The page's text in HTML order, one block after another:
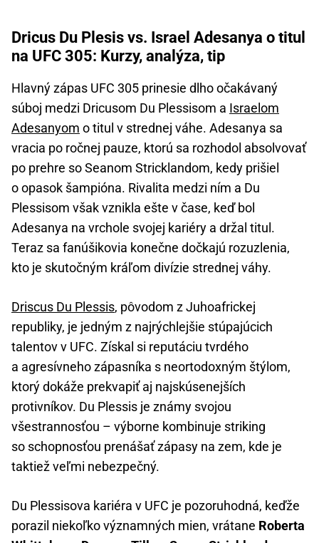
Dricus Du Plesis vs. Israel Adesanya o titul
na UFC 305: Kurzy, analýza, tip
Hlavný zápas UFC 305 prinesie dlho očakávaný
súboj medzi Dricusom Du Plessisom a Israelom
Adesanyom o titul v strednej váhe. Adesanya sa
vracia po ročnej pauze, ktorú sa rozhodol absolvovať
po prehre so Seanom Stricklandom, kedy prišiel
o opasok šampióna. Rivalita medzi ním a Du
Plessisom však vznikla ešte v čase, keď bol
Adesanya na vrchole svojej kariéry a držal titul.
Teraz sa fanúšikovia konečne dočkajú rozuzlenia,
kto je skutočným kráľom divízie strednej váhy.
Driscus Du Plessis, pôvodom z Juhoafrickej
republiky, je jedným z najrýchlejšie stúpajúcich
talentov v UFC. Získal si reputáciu tvrdého
a agresívneho zápasníka s neortodoxným štýlom,
ktorý dokáže prekvapiť aj najskúsenejších
protivníkov. Du Plessis je známy svojou
všestrannosťou – výborne kombinuje striking
so schopnosťou prenášať zápasy na zem, kde je
taktiež veľmi nebezpečný.
Du Plessisova kariéra v UFC je pozoruhodná, keďže
porazil niekoľko významných mien, vrátane Roberta